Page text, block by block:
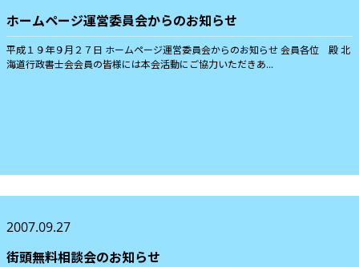
ホームページ運営委員会からのお知らせ
平成１９年９月２７日 ホームページ運営委員会からのお知らせ 会員各位 殿 北
海道行政書士会会員の皆様には本会活動にご協力いただきあ...
2007.09.27
街頭無料相談会のお知らせ